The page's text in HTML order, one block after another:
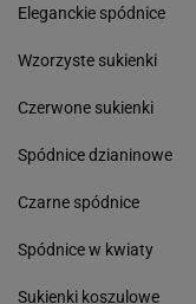
Eleganckie spódnice
Wzorzyste sukienki
Czerwone sukienki
Spódnice dzianinowe
Czarne spódnice
Spódnice w kwiaty
Sukienki koszulowe